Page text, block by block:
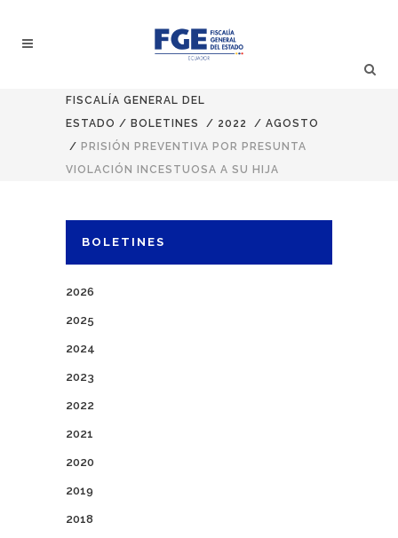
FISCALÍA GENERAL DEL
ESTADO / BOLETINES / 2022 / AGOSTO
/ PRISIÓN PREVENTIVA POR PRESUNTA
VIOLACIÓN INCESTUOSA A SU HIJA
BOLETINES
2026
2025
2024
2023
2022
2021
2020
2019
2018